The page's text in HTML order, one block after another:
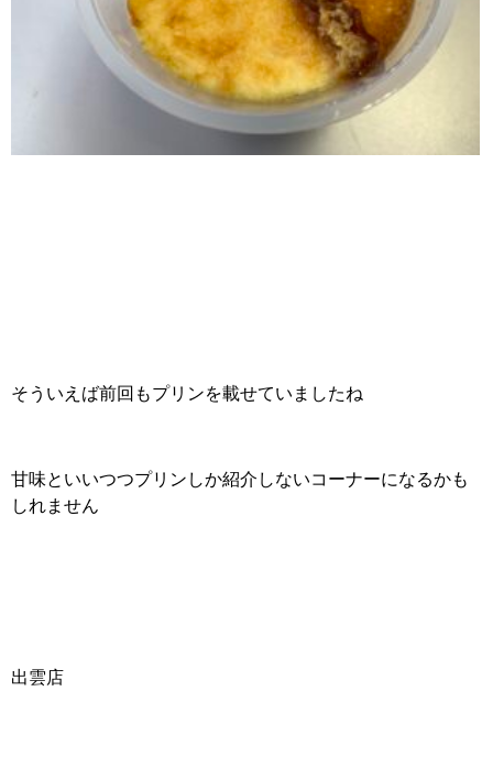
そういえば前回もプリンを載せていましたね
甘味といいつつプリンしか紹介しないコーナーになるかも
しれません
出雲店